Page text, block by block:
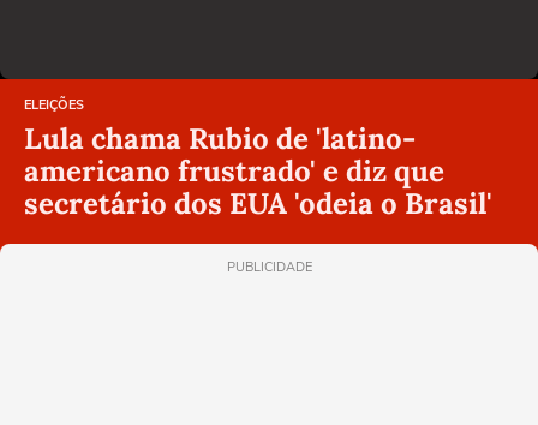
ELEIÇÕES
Lula chama Rubio de 'latino-
americano frustrado' e diz que
secretário dos EUA 'odeia o Brasil'
PUBLICIDADE